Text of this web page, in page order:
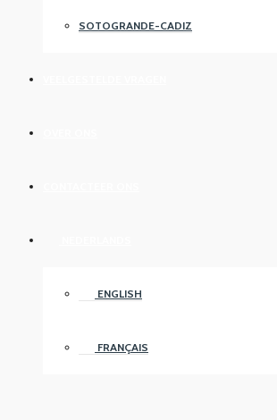
SOTOGRANDE-CADIZ
ENGLISH
FRANÇAIS